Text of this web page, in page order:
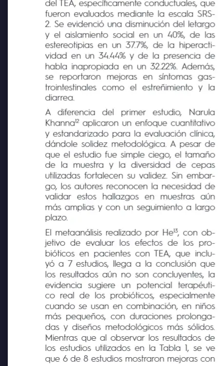
del TEA, específicamente conductuales, que
fueron evaluados mediante la escala SRS-
2. Se evidenció una disminución del letargo
y el aislamiento social en un 40%, de las
estereotipias en un 37.7%, de la hiperacti-
vidad en un 34.44% y de la presencia de
habla inapropiada en un 32.22%. Además,
se reportaron mejoras en síntomas gas-
trointestinales
y
A
diferencia del primer estudio, Narula
Khanna
12
aplicaron un enfoque cuantitativo
y estandarizado para la evaluación clínica,
dándole solidez metodológica. A pesar de
que el estudio fue simple ciego, el tamaño
de
la muestra y la diversidad de
cepas
utilizadas fortalecen su validez. Sin embar-
go, los autores reconocen la necesidad de
validar
estos hallazgos en muestras aún
más amplias y con un seguimiento a largo
plazo.
El metaanálisis realizado por He
13
, con ob-
jetivo de
evaluar los efectos de los
pro-
bióticos en pacientes con TEA, que inclu-
yó a 7 estudios, llega a la conclusión que
los resultados aún no son concluyentes, la
evidencia sugiere un potencial
terapéuti-
co real de los probióticos, especialmente
cuando se usan en combinación, en niños
más pequeños, con duraciones prolonga-
das y diseños metodológicos más sólidos.
Mientras que al observar los resultados de
los estudios utilizados en la Tabla 1, se ve